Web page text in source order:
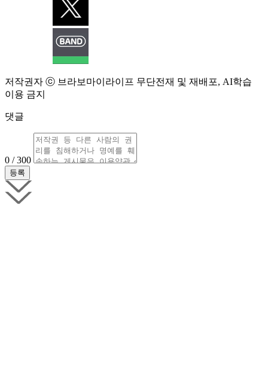
저작권자 ⓒ 브라보마이라이프 무단전재 및 재배포, AI학습
이용 금지
댓글
0 / 300